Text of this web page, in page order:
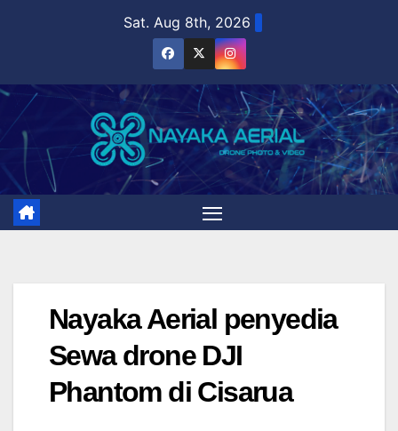
Sat. Aug 8th, 2026
Nayaka Aerial penyedia
Sewa drone DJI
Phantom di Cisarua